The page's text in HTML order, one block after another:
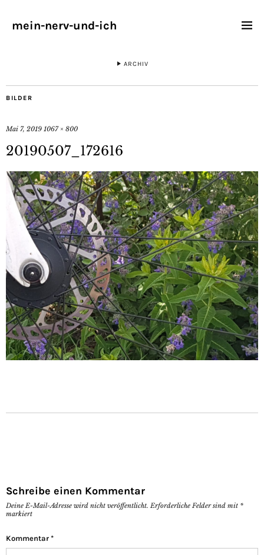
mein-nerv-und-ich
ARCHIV
BILDER
Mai 7, 2019 1067 × 800
20190507_172616
Schreibe einen Kommentar
Deine E-Mail-Adresse wird nicht veröffentlicht. Erforderliche Felder sind mit *
markiert
Kommentar *